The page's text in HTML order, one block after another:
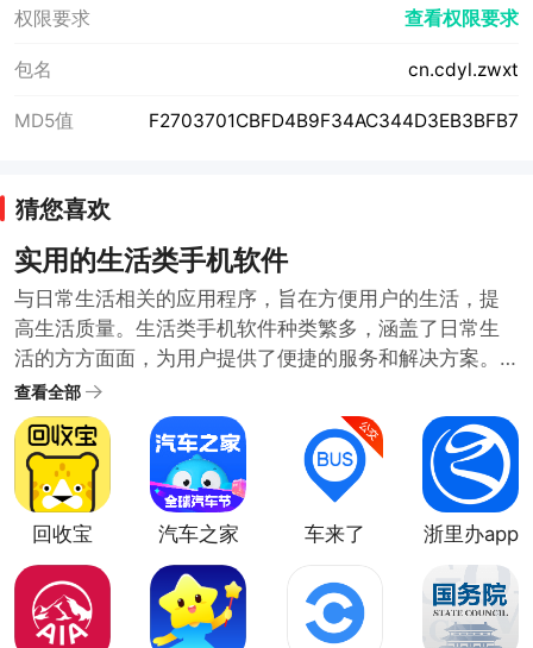
权限要求 查看权限要求
包名 cn.cdyl.zwxt
MD5值 F2703701CBFD4B9F34AC344D3EB3BFB7
猜您喜欢
实用的生活类手机软件
与日常生活相关的应用程序，旨在方便用户的生活，提
高生活质量。生活类手机软件种类繁多，涵盖了日常生
活的方方面面，为用户提供了便捷的服务和解决方案。
随着科技的发展和人们生活水平的提高，生活类手机软
件也在不断推陈出新，满足用户日益增长的需求。哪些
生活类软件比较实用呢？小编在生活类软件合集中为大
家整理了很多日常需要的好用方便的生活类手机软件。
需要的用户可以下载体验便捷的生活服务。
查看全部
回收宝
汽车之家
app
车来了
浙里办app
最新版